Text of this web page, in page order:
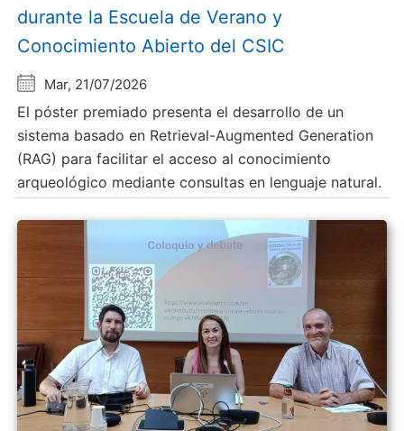
durante la Escuela de Verano y
Conocimiento Abierto del CSIC
Mar, 21/07/2026
El póster premiado presenta el desarrollo de un
sistema basado en Retrieval-Augmented Generation
(RAG) para facilitar el acceso al conocimiento
arqueológico mediante consultas en lenguaje natural.